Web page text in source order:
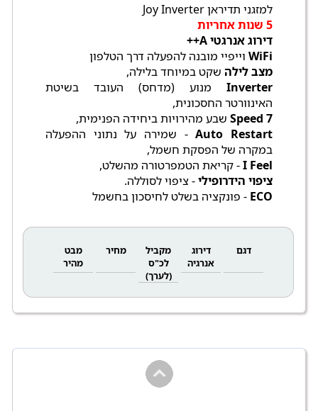
למזגני תדיראן Joy Inverter
5 שנות אחריות
דירוג אנרגטי A++
WiFi וייפיי מובנה להפעלה דרך הטלפון
מצב לילה שקט במיוחד בלילה,
Inverter מנוע (מדחס) העובד בשיטת
האינוורטר החסכונית,
7 Speed
שבע מהירויות ביחידה הפנימית,
Auto Restart- שמירה על נתוני ההפעלה
במקרה של הפסקת חשמל,
I Feel- קריאת הטמפרטורה מהשלט,
ציפוי הידרופילי- ציפוי לסוללה.
ECO - פונקציה בשלט לחיסכון בחשמל
דגם
דירוג
אנרגיה
מקביל
לכ"ס
(לערך)
מחיר
מבט
מהיר